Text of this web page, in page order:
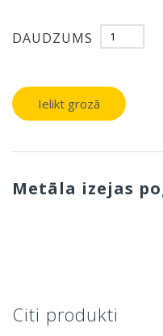
DAUDZUMS
Ielikt grozā
Metāla izejas
Citi produkti